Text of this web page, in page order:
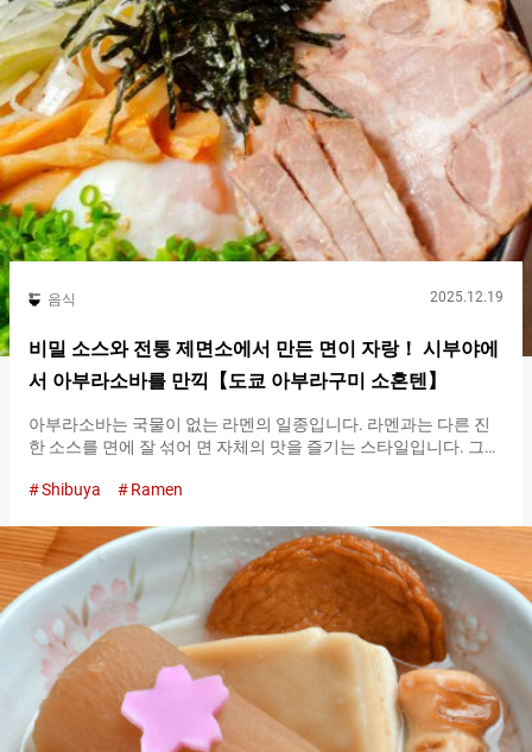
yellow 시부야（SPRESSO D WORKS yellow Shibuya）』가 있는
곳은, 시부야의 스크램블 교차로에서 가까운 곳에 있는 빌딩의 지
하 １층. 나무를 기조로 한 세련된 공간이 펼쳐집니다. 『더블 치즈
함박 오므라이스（W cheese Hamburg omelette rice）』가 인기
있는 이유는…. 『ESPRESSO D WORKS yellow 시부야（SPRESSO
D WORKS yellow Shibuya）』의 가장 인기 있는 메뉴는, 부드러운
계란과 수제…
음식 2025.12.19
비밀 소스와 전통 제면소에서 만든 면이 자랑！ 시부야에
서 아부라소바를 만끽【도쿄 아부라구미 소혼텐】
아부라소바는 국물이 없는 라멘의 일종입니다. 라멘과는 다른 진
한 소스를 면에 잘 섞어 면 자체의 맛을 즐기는 스타일입니다. 그
Souhonten）』은 일본 전국은 물론 해외까지 매장을 전개하는 일
인기 체인입니다. 이번에는, 『도쿄 아부라구미 소혼텐 시부야구
미（Tokyo Aburagumi Souhonten Shibuya）』에서 인기의 비밀
을 탐구합니다. 도쿄유조미소혼텐 외관 시부야역 남쪽 출구에서
도보 약 ３분, C２출구에서는 더 가까운 １분 거리입니다. 유난히
눈에 띄는 아부라소바의 네온 사인이 방문객을 맞이합니다. 매장
내에는 카운터석이 １０석 아부라소바는 일본의 패스트푸드적인
존재입니다. 양이 푸짐하면서도 간편하게 먹을 수 있어, 시부야에
서 일하는 활기찬 젊은이들은 물론 해외에서 온 관광객에게도 호
평입니다. 점심시간에는 줄이 생길 때도 있지만, 의외로 회전은 빠
른 편입니다. 조금 기다리면 순서가 돌아옵니다. 입장하면, 입구 오
Shibuya Ramen